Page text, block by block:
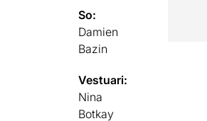
So:
Damien
Bazin
Vestuari:
Nina
Botkay